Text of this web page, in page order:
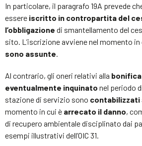
In particolare, il paragrafo 19A prevede
essere iscritto in contropartita del
l’obbligazione di smantellamento del
sito. L’iscrizione avviene nel momento in
sono assunte.
Al contrario, gli oneri relativi alla
eventualmente inquinato nel periodo
stazione di servizio sono contabilizzati
momento in cui è arrecato il danno,
di recupero ambientale disciplinato dai
esempi illustrativi dell’OIC 31.